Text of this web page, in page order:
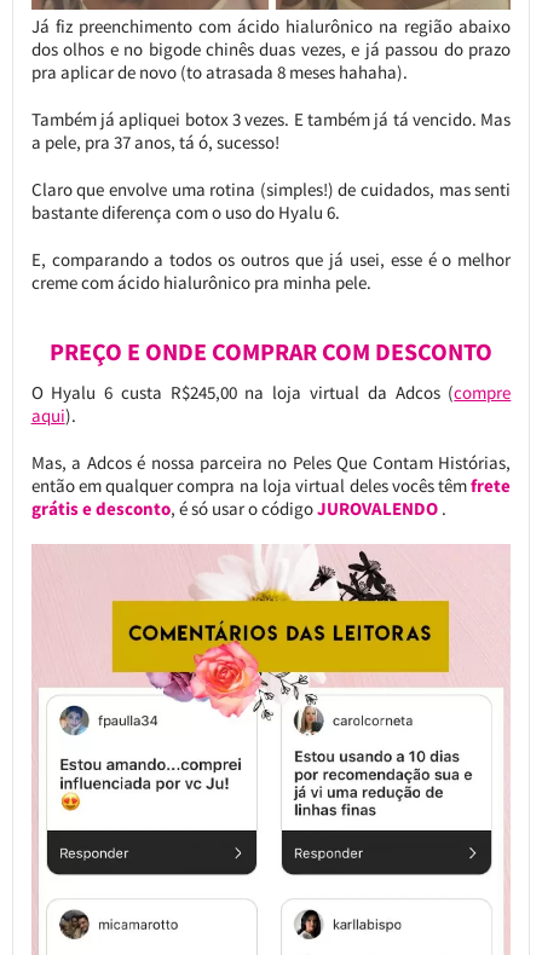
Já fiz preenchimento com ácido hialurônico na região abaixo
dos olhos e no bigode chinês duas vezes, e já passou do prazo
pra aplicar de novo (to atrasada 8 meses hahaha).
Também já apliquei botox 3 vezes. E também já tá vencido. Mas
a pele, pra 37 anos, tá ó, sucesso!
Claro que envolve uma rotina (simples!) de cuidados, mas senti
bastante diferença com o uso do Hyalu 6.
E, comparando a todos os outros que já usei, esse é o melhor
creme com ácido hialurônico pra minha pele.
PREÇO E ONDE COMPRAR COM DESCONTO
O Hyalu 6 custa R$245,00 na loja virtual da Adcos (compre
aqui).
Mas, a Adcos é nossa parceira no Peles Que Contam Histórias,
então em qualquer compra na loja virtual deles vocês têmfrete
grátis e desconto, é só usar o códigoJUROVALENDO.